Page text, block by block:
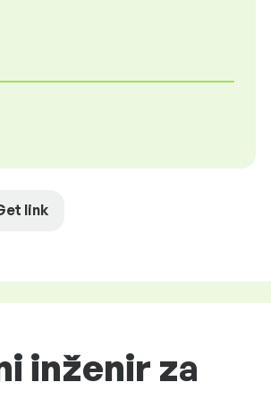
link
inženir za